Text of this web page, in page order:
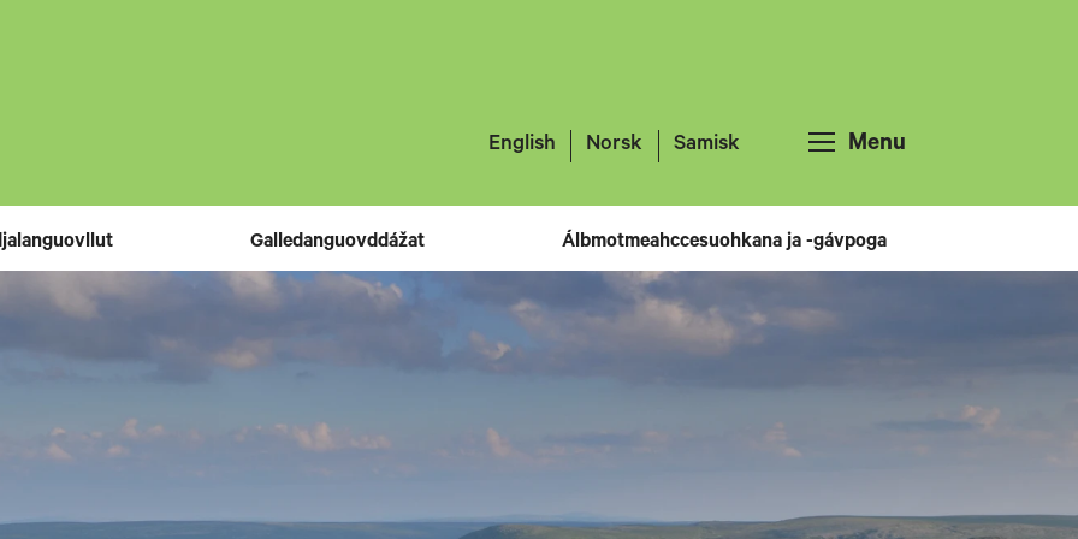
English Norsk Samisk Menu
Galledanguovddážat Álbmotmeahccesuohkana ja -gávpoga